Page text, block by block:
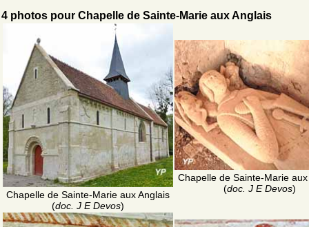
4 photos pour Chapelle de Sainte-Marie aux Anglais
Chapelle de Sainte-Marie aux Anglais
(doc. J E Devos)
Chapelle de Sainte-Marie
(doc. J E Devos)